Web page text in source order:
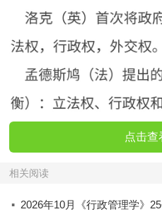
点击查
相关阅读
· 2026年10月《行政管理学》